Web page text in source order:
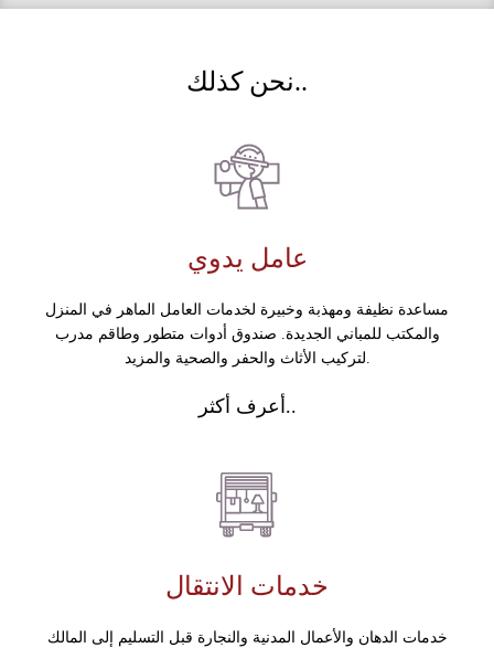
نحن كذلك..
عامل يدوي
مساعدة نظيفة ومهذبة وخبيرة لخدمات العامل الماهر في المنزل
والمكتب للمباني الجديدة. صندوق أدوات متطور وطاقم مدرب
لتركيب الأثاث والحفر والصحية والمزيد.
أعرف أكثر..
خدمات الانتقال
خدمات الدهان والأعمال المدنية والنجارة قبل التسليم إلى المالك